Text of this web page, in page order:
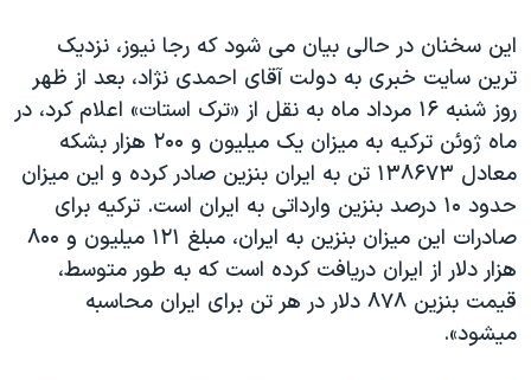
این سخنان در حالی بیان می شود که رجا نیوز، نزدیک
ترین سایت خبری به دولت آقای احمدی نژاد، بعد از ظهر
روز شنبه ۱۶ مرداد ماه به نقل از «ترک استات» اعلام کرد، در
ماه ژوئن ترکیه به میزان يک میلیون و ۲۰۰ هزار بشکه
معادل ۱۳۸۶۷۳ تن به ایران بنزین صادر کرده و این میزان
حدود ۱۰ درصد بنزین وارداتی به ایران است. ترکیه برای
صادرات این میزان بنزین به ایران، مبلغ ۱۲۱ میلیون و ۸۰۰
هزار دلار از ایران دریافت کرده است که به طور متوسط،
قیمت بنزین ۸۷۸ دلار در هر تن برای ایران محاسبه
میشود».